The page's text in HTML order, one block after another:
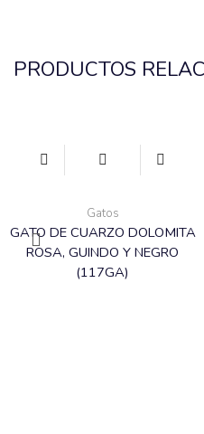
PRODUCTOS
Gatos
GATO DE CUARZO DOLOMITA
ROSA, GUINDO Y NEGRO
(117GA)